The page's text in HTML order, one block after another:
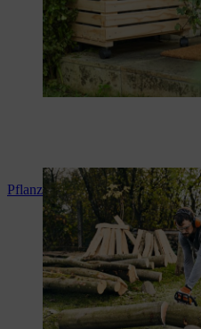
Pflanztrog selber bauen